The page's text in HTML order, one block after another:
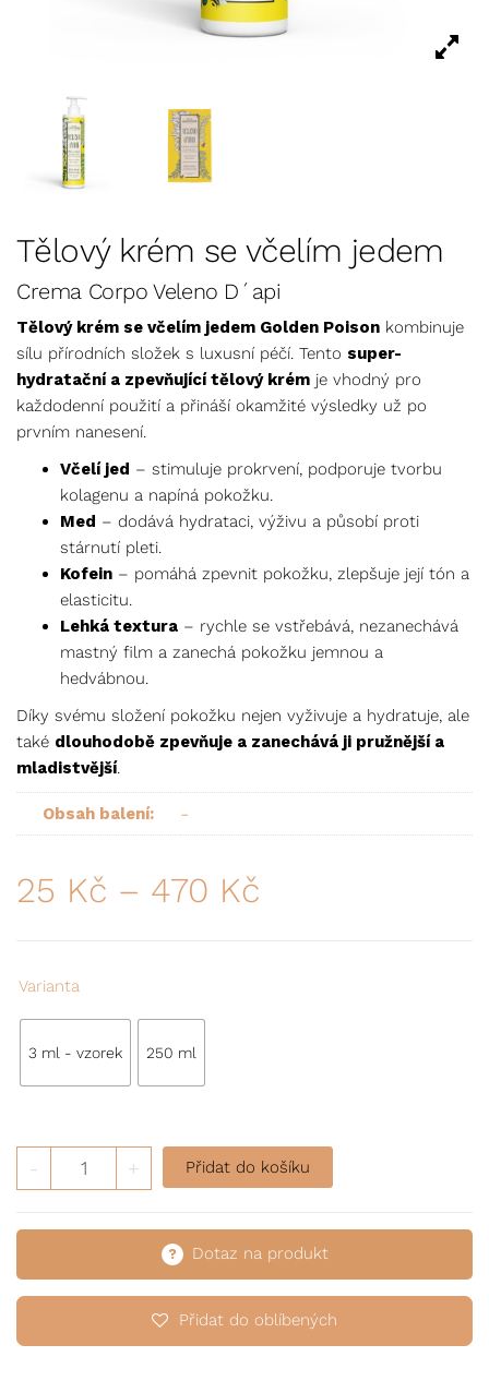
Tělový krém se včelím jedem
Crema Corpo Veleno D´api
Tělový krém se včelím jedem Golden Poison kombinuje
sílu přírodních složek s luxusní péčí. Tento super-
hydratační a zpevňující tělový krém je vhodný pro
každodenní použití a přináší okamžité výsledky už po
prvním nanesení.
Včelí jed – stimuluje prokrvení, podporuje tvorbu
kolagenu a napíná pokožku.
Med – dodává hydrataci, výživu a působí proti
stárnutí pleti.
Kofein – pomáhá zpevnit pokožku, zlepšuje její tón a
elasticitu.
Lehká textura – rychle se vstřebává, nezanechává
mastný film a zanechá pokožku jemnou a
hedvábnou.
Díky svému složení pokožku nejen vyživuje a hydratuje, ale
také dlouhodobě zpevňuje a zanechává ji pružnější a
mladistvější.
Obsah balení: -
25 Kč – 470 Kč
Varianta
3 ml - vzorek 250 ml
- Tělový krém se včelím jedem množství
+ Přidat do košíku
Dotaz na produkt
Přidat do oblíbených